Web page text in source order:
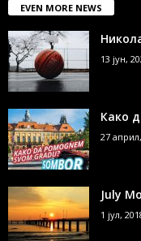
EVEN MORE NEWS
13 јун,
Како
27
July
1 јул,